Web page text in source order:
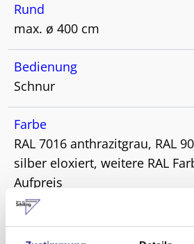
Rund
max. ø 400 cm
Bedienung
Schnur
Farbe
RAL 7016 anthrazitgrau, RAL
silber eloxiert, weitere RAL
Aufpreis
Schirmtuch
über 120 Dessins aus 100%